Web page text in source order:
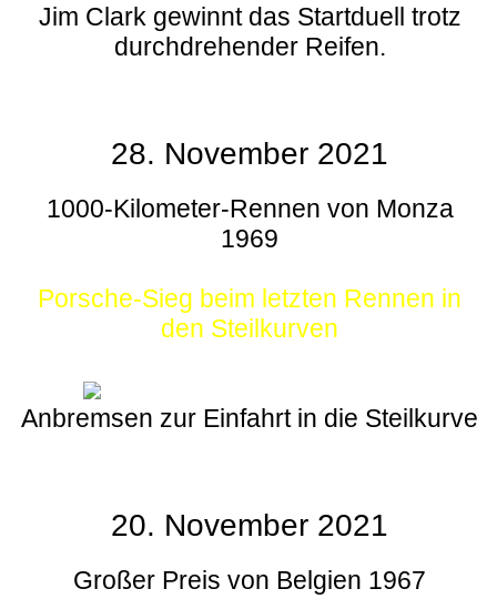
Jim Clark gewinnt das Startduell trotz
durchdrehender Reifen.
28. November 2021
1000-Kilometer-Rennen von Monza
1969
Porsche-Sieg beim letzten Rennen in
den Steilkurven
Anbremsen zur Einfahrt in die Steilkurve
20. November 2021
Großer Preis von Belgien 1967